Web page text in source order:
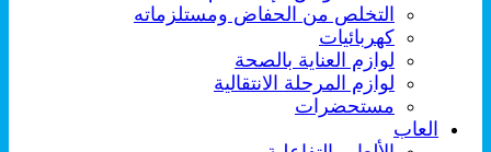
التخلص من الحفاض ومستلزماته
كهربائيات
لوازم العناية بالصحة
لوازم المرحلة الانتقالية
مستحضرات
العاب